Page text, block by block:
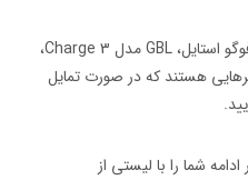
اسپیکرهای بلوتوثی دنون، UE Boom 2، فوگو استایل، GBL مدل Charge 3،
هستند که در صورت تمایل
ادامه شما را با لیستی از